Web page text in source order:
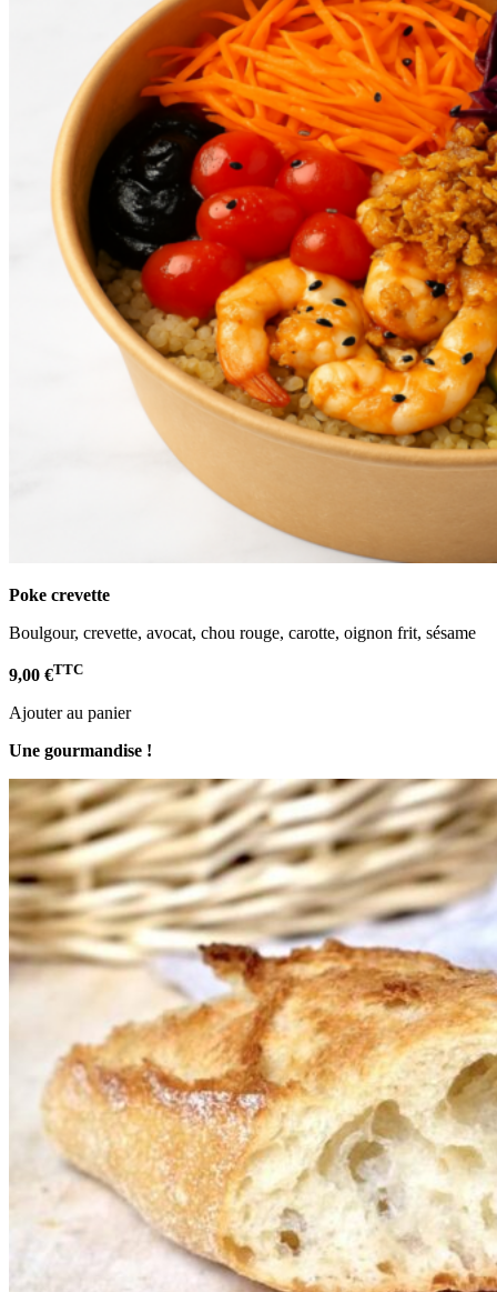
Poke crevette
Boulgour, crevette, avocat, chou rouge, carotte, oignon frit, sésame
9,00 €TTC
Ajouter au panier
Une gourmandise !